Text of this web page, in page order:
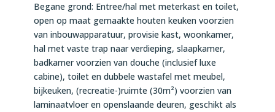
Begane grond: Entree/hal met meterkast en toilet,
open op maat gemaakte houten keuken voorzien
van inbouwapparatuur, provisie kast, woonkamer,
hal met vaste trap naar verdieping, slaapkamer,
badkamer voorzien van douche (inclusief luxe
cabine), toilet en dubbele wastafel met meubel,
bijkeuken, (recreatie-)ruimte (30m²) voorzien van
laminaatvloer en openslaande deuren, geschikt als